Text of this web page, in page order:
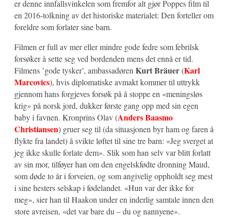
er denne innfallsvinkelen som fremfor alt gjør Poppes film til
en 2016-tolkning av det historiske materialet: Den forteller om
foreldre som forlater sine barn.
Filmen er full av mer eller mindre gode fedre som febrilsk
forsøker å sette seg ved bordenden mens det ennå er tid.
Filmens ’gode tysker’, ambassadøren Kurt Bräuer(Karl
Marcovics), hvis diplomatiske avmakt kommer til uttrykk
gjennom hans forgjeves forsøk på å stoppe en «meningsløs
krig» på norsk jord, dukker første gang opp med sin egen
baby i favnen. Kronprins Olav (Anders Baasmo
Christiansen) gruer seg til (da situasjonen byr ham og faren å
flykte fra landet) å svikte løftet til sine tre barn: «Jeg sverget at
jeg ikke skulle forlate dem». Slik som han selv var blitt forlatt
av sin mor, tilføyer han om den engelskfødte dronning Maud,
som døde to år i forveien, og som angivelig oppholdt seg mest
i sine hesters selskap i fødelandet. «Hun var der ikke for
meg», sier han til Haakon under en inderlig samtale innen den
store avreisen, «det var bare du – du og nannyene».